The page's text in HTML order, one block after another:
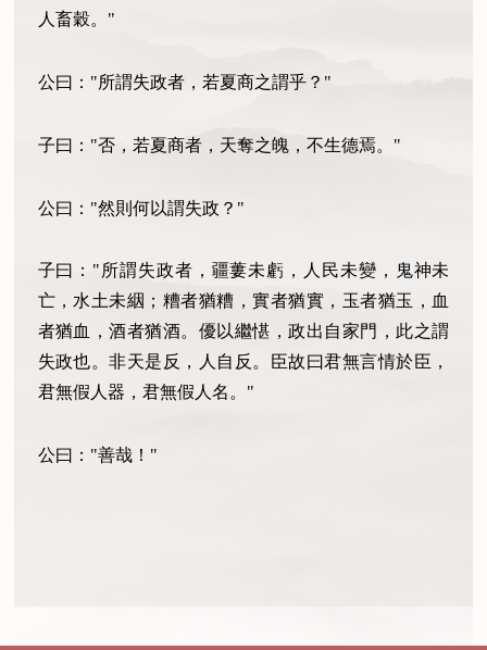
人畜穀。"
公曰："所謂失政者，若夏商之謂乎？"
子曰："否，若夏商者，天奪之魄，不生德焉。"
公曰："然則何以謂失政？"
子曰："所謂失政者，疆蔞未虧，人民未變，鬼神未
亡，水土未絪；糟者猶糟，實者猶實，玉者猶玉，血
者猶血，酒者猶酒。優以繼愖，政出自家門，此之謂
失政也。非天是反，人自反。臣故曰君無言情於臣，
君無假人器，君無假人名。"
公曰："善哉！"